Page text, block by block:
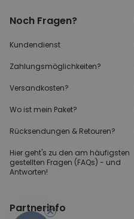
Noch Fragen?
Kundendienst
Zahlungsmöglichkeiten?
Versandkosten?
Wo ist mein Paket?
Rücksendungen & Retouren?
Hier geht's zu den am häufigsten
gestellten Fragen (FAQs) - und
Antworten!
Partnerinfo